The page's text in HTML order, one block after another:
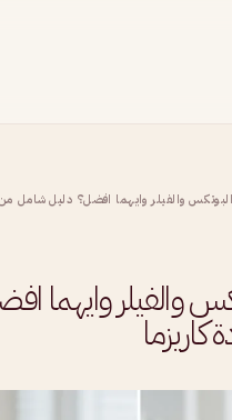
البوتكس والفيلر وايهما افضل؟ دليل شامل
والفيلر وايهما